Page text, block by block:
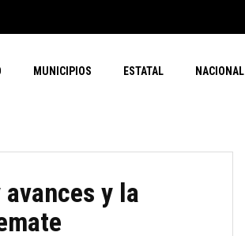
MUNICIPIOS ESTATAL NACIONAL
y la